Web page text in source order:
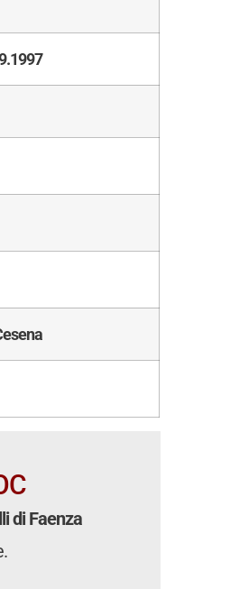
di Faenza